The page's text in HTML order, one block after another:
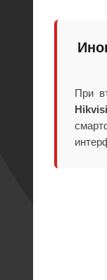
При